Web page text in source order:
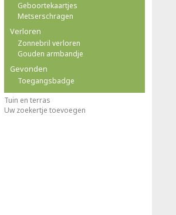
Geboortekaartjes
Metserschragen
Verloren
Zonnebril verloren
Gouden armbandje
Gevonden
Toegangsbadge
Tuin en terras
Uw zoekertje toevoegen